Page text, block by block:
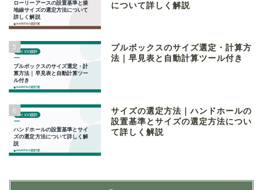
について詳しく解説
5
プルボックスのサイズ選定・計算方
法｜早見表と自動計算ツール付き
6
サイズの選定方法｜ハンドホールの
設置基準とサイズの選定方法につい
て詳しく解説